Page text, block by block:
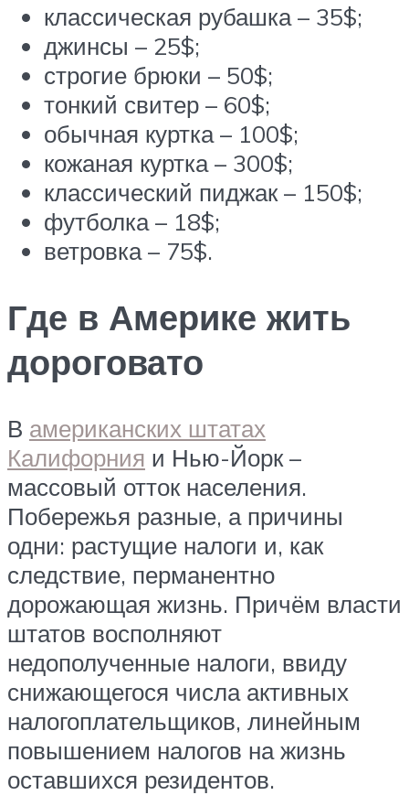
классическая рубашка – 35$;
джинсы – 25$;
строгие брюки – 50$;
тонкий свитер – 60$;
обычная куртка – 100$;
кожаная куртка – 300$;
классический пиджак – 150$;
футболка – 18$;
ветровка – 75$.
Где в Америке жить
дороговато
В американских штатах
Калифорния и Нью-Йорк –
массовый отток населения.
Побережья разные, а причины
одни: растущие налоги и, как
следствие, перманентно
дорожающая жизнь. Причём власти
штатов восполняют
недополученные налоги, ввиду
снижающегося числа активных
налогоплательщиков, линейным
повышением налогов на жизнь
оставшихся резидентов.